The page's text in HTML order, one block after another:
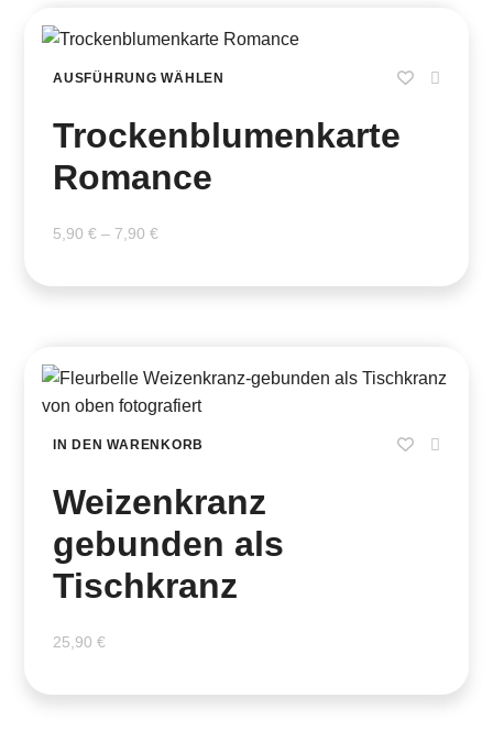
AUSFÜHRUNG WÄHLEN
Trockenblumenkarte
Romance
5,90 € – 7,90 €
IN DEN WARENKORB
Weizenkranz
gebunden als
Tischkranz
25,90 €